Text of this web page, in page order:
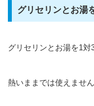
グリセリンとお湯
グリセリンとお湯を1対
熱いままでは使えませ